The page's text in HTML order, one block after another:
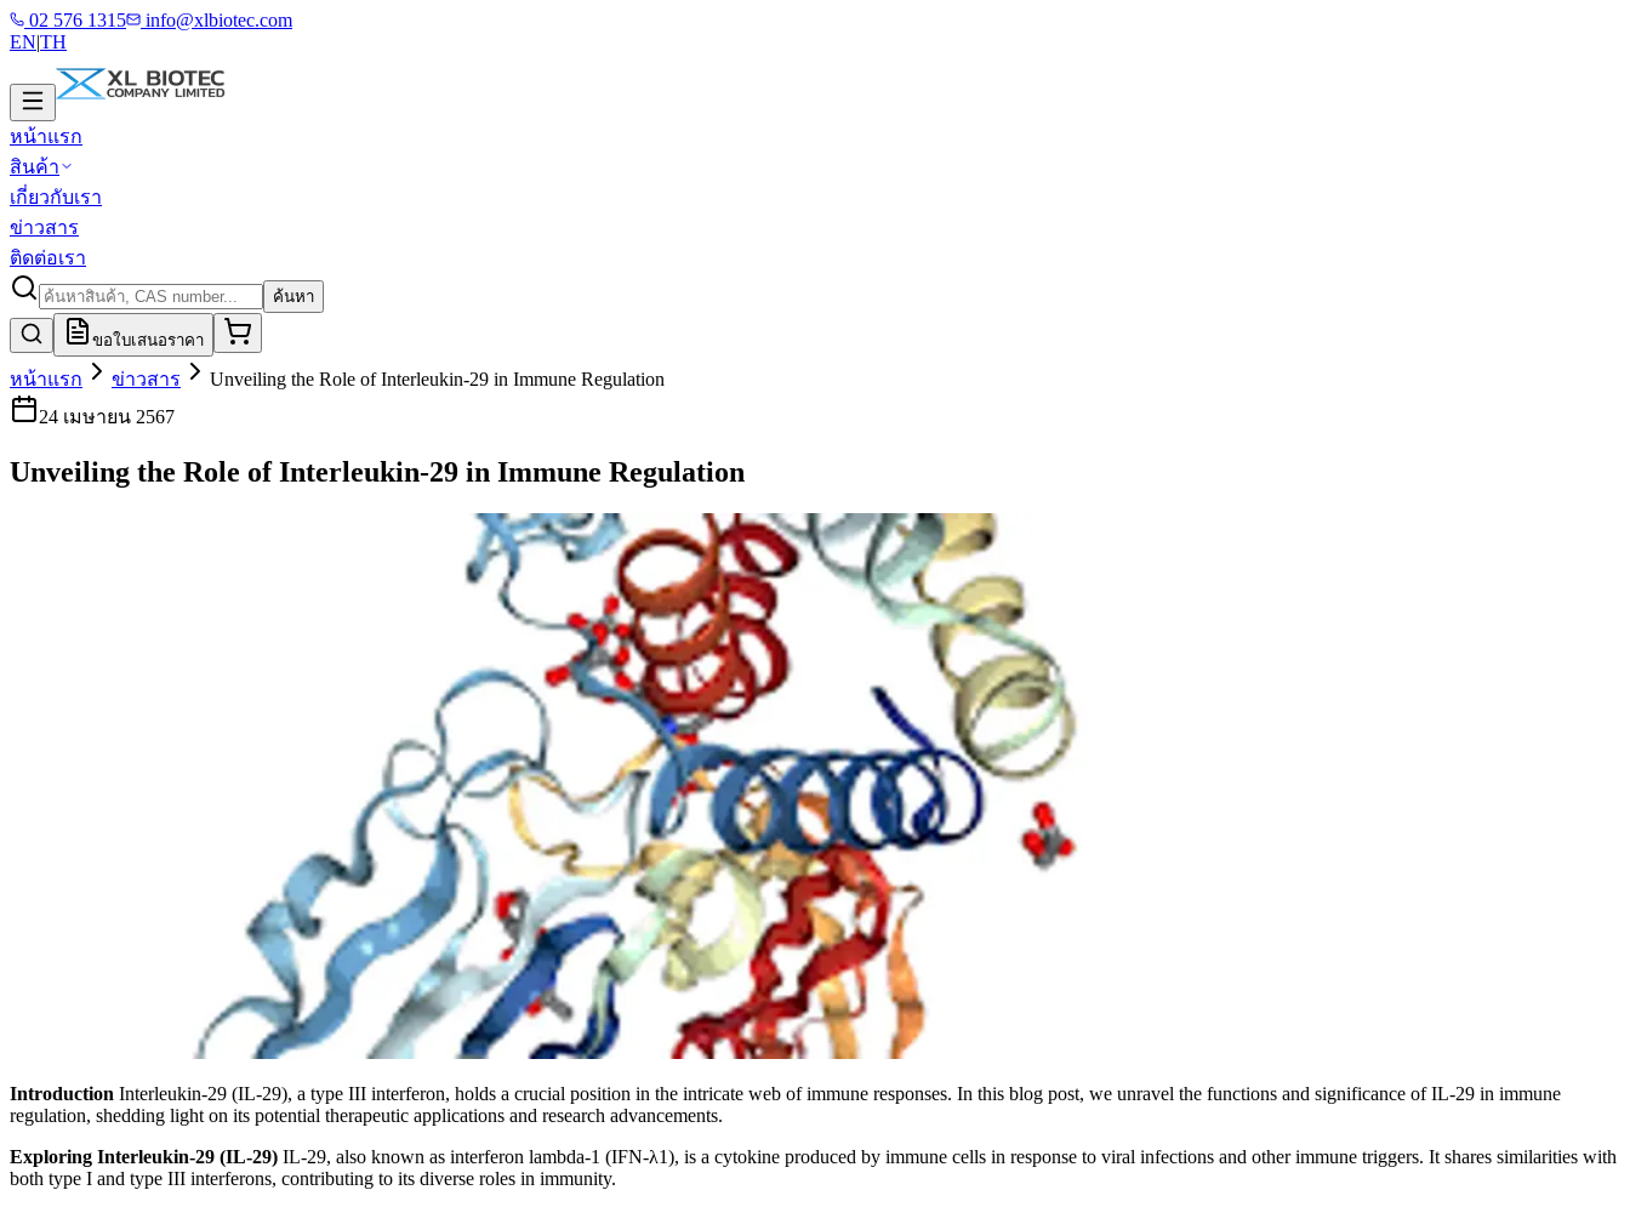
02 576 1315
info@xlbiotec.com
EN|TH
หน้าแรก
สินค้า
เกี่ยวกับเรา
ข่าวสาร
ติดต่อเรา
ค้นหา
ขอใบเสนอราคา
หน้าแรก ข่าวสาร
Unveiling the Role of Interleukin-29 in Immune Regulation
24 เมษายน 2567
Unveiling the Role of Interleukin-29 in Immune Regulation
Introduction Interleukin-29 (IL-29), a type III interferon, holds a crucial position in the intricate web of immune responses. In this blog post, we unravel the functions and significance of IL-29 in immune
regulation, shedding light on its potential therapeutic applications and research advancements.
Exploring Interleukin-29 (IL-29) IL-29, also known as interferon lambda-1 (IFN-λ1), is a cytokine produced by immune cells in response to viral infections and other immune triggers. It shares similarities with
both type I and type III interferons, contributing to its diverse roles in immunity.